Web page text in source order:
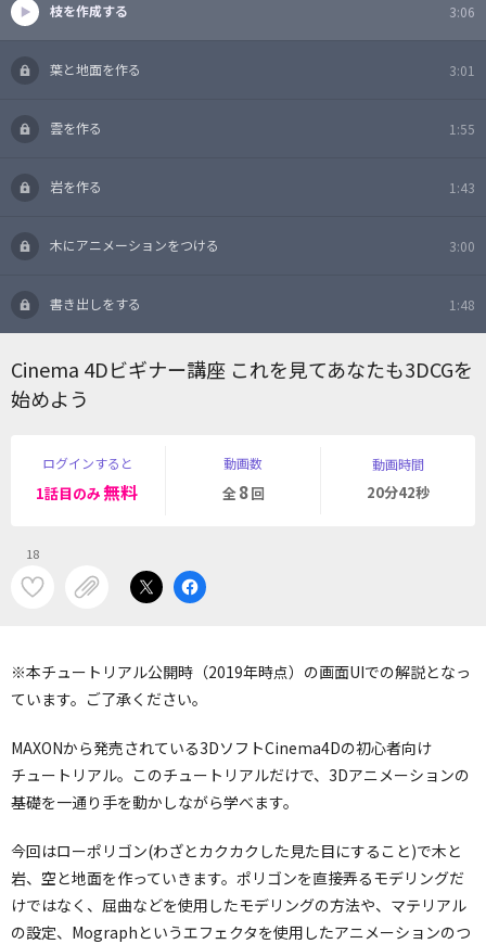
枝を作成する 3:06
葉と地面を作る 3:01
雲を作る 1:55
岩を作る 1:43
木にアニメーションをつける 3:00
書き出しをする 1:48
Cinema 4Dビギナー講座 これを見てあなたも3DCGを
始めよう
ログインすると
1話目のみ無料
動画数
全8回
動画時間
20分42秒
18
※本チュートリアル公開時（2019年時点）の画面UIでの解説となっ
ています。ご了承ください。
MAXONから発売されている3DソフトCinema4Dの初心者向け
チュートリアル。このチュートリアルだけで、3Dアニメーションの
基礎を一通り手を動かしながら学べます。
今回はローポリゴン(わざとカクカクした見た目にすること)で木と
岩、空と地面を作っていきます。ポリゴンを直接弄るモデリングだ
けではなく、屈曲などを使用したモデリングの方法や、マテリアル
の設定、Mographというエフェクタを使用したアニメーションのつ